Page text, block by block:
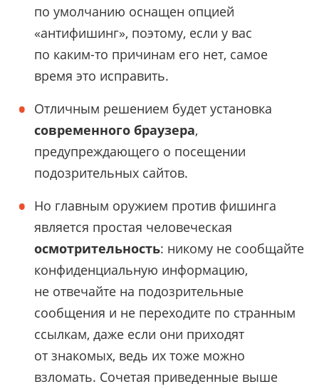
по умолчанию оснащен опцией
«антифишинг», поэтому, если у вас
по каким-то причинам его нет, самое
время это исправить.
Отличным решением будет установка
современного браузера,
предупреждающего о посещении
подозрительных сайтов.
Но главным оружием против фишинга
является простая человеческая
осмотрительность: никому не сообщайте
конфиденциальную информацию,
не отвечайте на подозрительные
сообщения и не переходите по странным
ссылкам, даже если они приходят
от знакомых, ведь их тоже можно
взломать. Сочетая приведенные выше